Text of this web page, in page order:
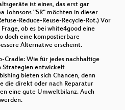
ist eines, das erst gar
Johnsons "5R" möchten in dieser
Reduce-Reuse-Recycle-Rot.) Vor
ob es bei white4good eine
doch eine kompostierbare
Alternative erscheint.
Cradle: Wie für jedes nachhaltige
Strategien entwickelt
bieten sich Chancen, denn
die direkt oder nach Reparatur
eine gute Umweltbilanz. Auch